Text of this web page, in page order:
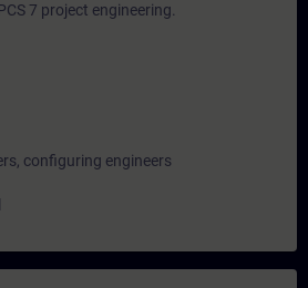
7 project engineering.
configuring engineers